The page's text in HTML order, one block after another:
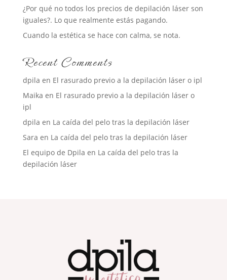
¿Por qué no todos los precios de depilación láser son
iguales?. Lo que realmente estás pagando.
Cuando la estética se hace con calma, se nota.
Recent Comments
dpila en El rasurado previo a la depilación láser o ipl
Maika en El rasurado previo a la depilación láser o
ipl
dpila en La caída del pelo tras la depilación láser
Sara en La caída del pelo tras la depilación láser
El equipo de Dpila en La caída del pelo tras la
depilación láser